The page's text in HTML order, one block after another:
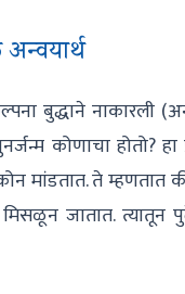
बुद्धाने नाकारली
कोणाचा होतो? हा
मांडतात. ते म्हणतात
जातात. त्यातून